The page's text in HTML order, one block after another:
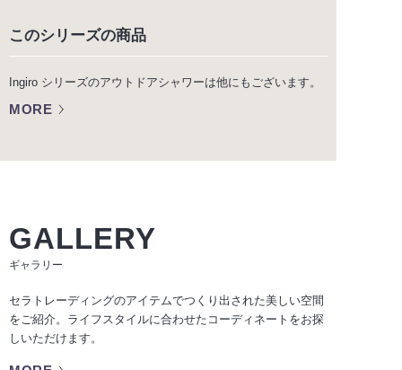
このシリーズの商品
Ingiro シリーズのアウトドアシャワーは他にもございます。
MORE
GALLERY
ギャラリー
セラトレーディングのアイテムでつくり出された美しい空間
をご紹介。ライフスタイルに合わせたコーディネートをお探
しいただけます。